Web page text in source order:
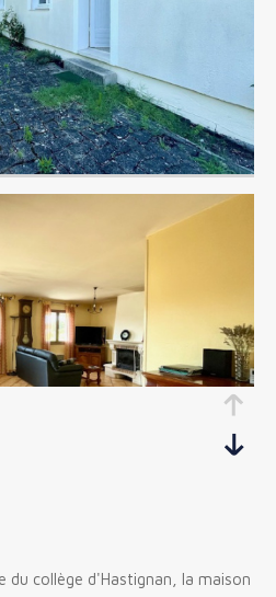
du collège d'Hastignan, la maison